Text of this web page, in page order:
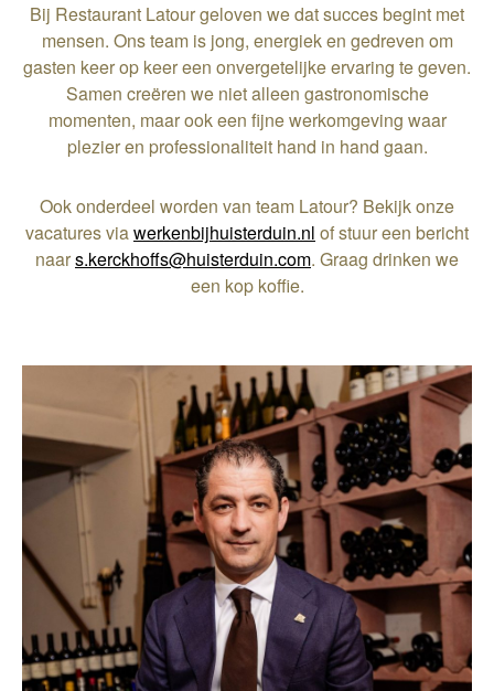
Bij Restaurant Latour geloven we dat succes begint met
mensen. Ons team is jong, energiek en gedreven om
gasten keer op keer een onvergetelijke ervaring te geven.
Samen creëren we niet alleen gastronomische
momenten, maar ook een fijne werkomgeving waar
plezier en professionaliteit hand in hand gaan.
Ook onderdeel worden van team Latour? Bekijk onze
vacatures viawerkenbijhuisterduin.nl of stuur een bericht
naars.kerckhoffs@huisterduin.com. Graag drinken we
een kop koffie.